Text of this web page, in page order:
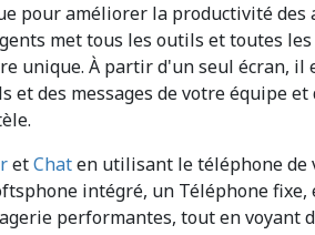
pour améliorer la productivité
met tous les outils et toutes
unique. À partir d'un seul écran, il
et des messages de votre équipe
etChaten utilisant le téléphone de
intégré, un Téléphone
performantes, tout en voyant